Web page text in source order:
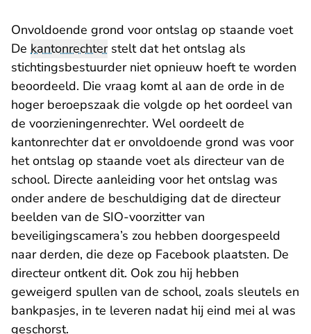
Onvoldoende grond voor ontslag op staande voet
De kantonrechterstelt dat het ontslag als
stichtingsbestuurder niet opnieuw hoeft te worden
beoordeeld. Die vraag komt al aan de orde in de
hoger beroepszaak die volgde op het oordeel van
de voorzieningenrechter. Wel oordeelt de
kantonrechter dat er onvoldoende grond was voor
het ontslag op staande voet als directeur van de
school. Directe aanleiding voor het ontslag was
onder andere de beschuldiging dat de directeur
beelden van de SIO-voorzitter van
beveiligingscamera’s zou hebben doorgespeeld
naar derden, die deze op Facebook plaatsten. De
directeur ontkent dit. Ook zou hij hebben
geweigerd spullen van de school, zoals sleutels en
bankpasjes, in te leveren nadat hij eind mei al was
geschorst.